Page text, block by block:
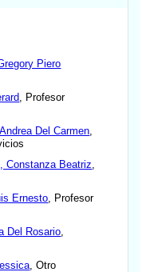
Piero
, Profesor
Del Carmen
Constanza Beatriz
Ernesto , Profesor
Del Rosario
, Otro